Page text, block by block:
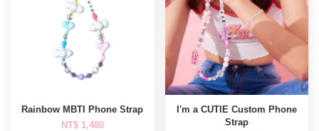
Rainbow MBTI Phone Strap
NT$ 1,480
I'm a CUTIE Custom Phone
Strap